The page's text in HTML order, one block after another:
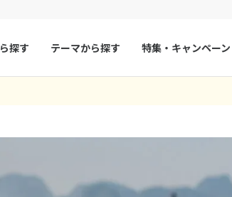
探す
チェコ オーストリア
テーマから探す 特集・キャンペーン